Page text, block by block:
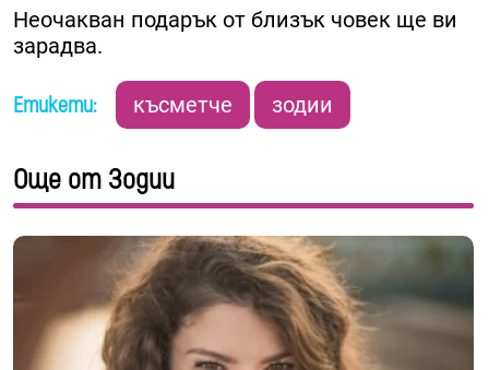
Неочакван подарък от близък човек ще ви
зарадва.
Етикети: късметче зодии
Още от Зодии